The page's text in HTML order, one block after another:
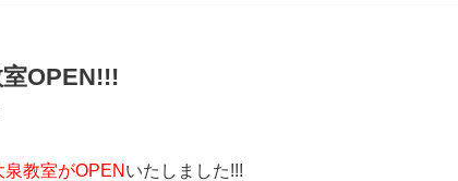
OPEN!!!
泉教室がOPEN いたしました!!!